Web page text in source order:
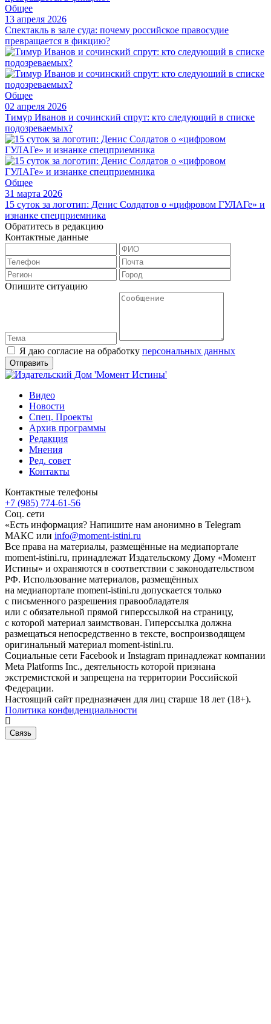
Общее
13 апреля 2026
Спектакль в зале суда: почему российское правосудие
превращается в фикцию?
Общее
02 апреля 2026
Тимур Иванов и сочинский спрут: кто следующий в списке
подозреваемых?
Общее
31 марта 2026
15 суток за логотип: Денис Солдатов о «цифровом ГУЛАГе» и
изнанке спецприемника
Обратитесь в редакцию
Контактные данные
Опишите ситуацию
Я даю согласие на обработку персональных данных
Видео
Новости
Спец. Проекты
Архив программы
Редакция
Мнения
Ред. совет
Контакты
Контактные телефоны
+7 (985) 774-61-56
Соц. сети
«Есть информация? Напишите нам анонимно в Telegram
МАКС или info@moment-istini.ru
Все права на материалы, размещённые на медиапортале
moment-istini.ru, принадлежат Издательскому Дому «Момент
Истины» и охраняются в соответствии с законодательством
РФ. Использование материалов, размещённых
на медиапортале moment-istini.ru допускается только
с письменного разрешения правообладателя
или с обязательной прямой гиперссылкой на страницу,
с которой материал заимствован. Гиперссылка должна
размещаться непосредственно в тексте, воспроизводящем
оригинальный материал moment-istini.ru.
Социальные сети Facebook и Instagram принадлежат компании
Meta Platforms Inc., деятельность которой признана
экстремистской и запрещена на территории Российской
Федерации.
Настоящий сайт предназначен для лиц старше 18 лет (18+).
Политика конфиденциальности
Связь